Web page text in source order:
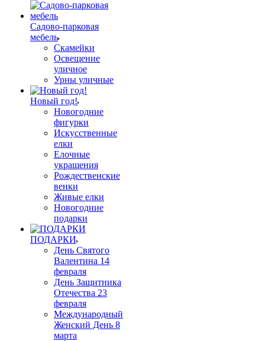
Садово-парковая
мебель
Скамейки
Освещение
уличное
Урны уличные
Новый год!
Новогодние
фигурки
Искусственные
елки
Елочные
украшения
Рождественские
венки
Живые елки
Новогодние
подарки
ПОДАРКИ
День Святого
Валентина 14
февраля
День Защитника
Отечества 23
февраля
Международный
Женский День 8
марта